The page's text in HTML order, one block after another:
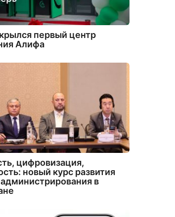
первый центр
Алифа
цифровизация,
новый курс развития
администрирования в